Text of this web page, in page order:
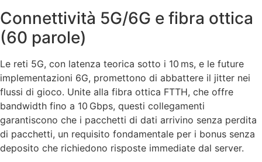
Connettività 5G/6G e fibra ottica
(60 parole)
Le reti 5G, con latenza teorica sotto i 10 ms, e le future
implementazioni 6G, promettono di abbattere il jitter nei
flussi di gioco. Unite alla fibra ottica FTTH, che offre
bandwidth fino a 10 Gbps, questi collegamenti
garantiscono che i pacchetti di dati arrivino senza perdita
di pacchetti, un requisito fondamentale per i bonus senza
deposito che richiedono risposte immediate dal server.